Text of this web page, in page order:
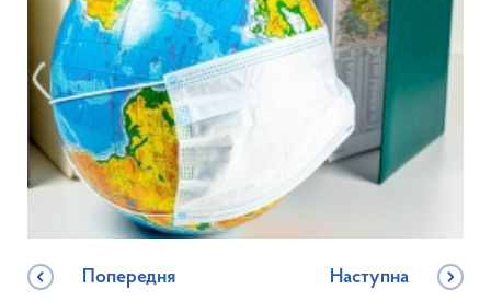
Попередня Наступна